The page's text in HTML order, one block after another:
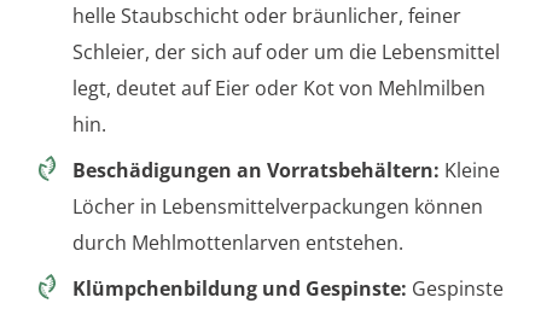
helle Staubschicht oder bräunlicher, feiner
Schleier, der sich auf oder um die Lebensmittel
legt, deutet auf Eier oder Kot von Mehlmilben
hin.
Beschädigungen an Vorratsbehältern: Kleine
Löcher in Lebensmittelverpackungen können
durch Mehlmottenlarven entstehen.
Klümpchenbildung und Gespinste: Gespinste